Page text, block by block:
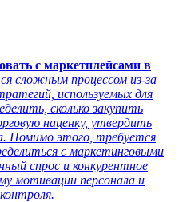
с маркетплейсами в
сложным процессом из-за
используемых для
сколько закупить
наценку, утвердить
Помимо этого, требуется
с маркетинговыми
спрос и конкурентное
мотивации персонала и